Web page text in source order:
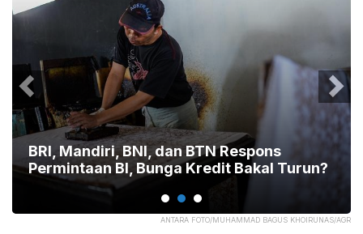
ANTARA FOTO/MUHAMMAD BAGUS KHOIRUNAS/AGR
BRI, Mandiri, BNI, dan BTN Respons
Permintaan BI, Bunga Kredit Bakal Turun?